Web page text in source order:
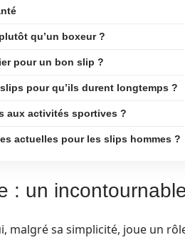
qu’un boxeur ?
pour un bon slip ?
pour qu’ils durent longtemps ?
aux activités sportives ?
actuelles pour les slips hommes ?
: un
malgré sa simplicité, joue un